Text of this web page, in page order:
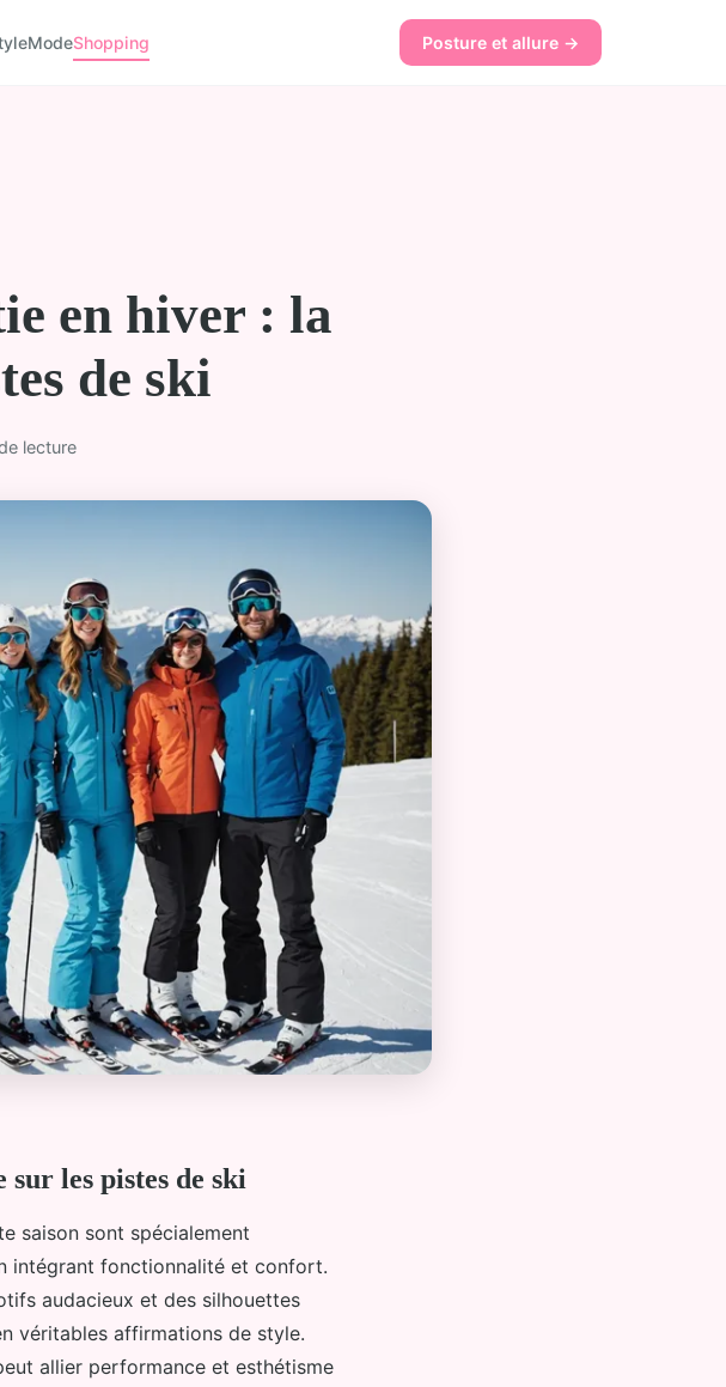
ModeShopping Posture et allure →
en hiver : la
de ski
lecture
sur les pistes de ski
saison sont spécialement
intégrant fonctionnalité et confort.
audacieux et des silhouettes
véritables affirmations de style.
allier performance et esthétisme